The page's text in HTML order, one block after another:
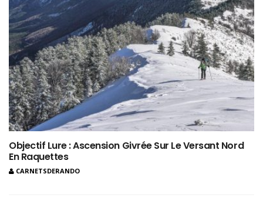
Objectif Lure : Ascension Givrée Sur Le Versant Nord
En Raquettes
CARNETSDERANDO